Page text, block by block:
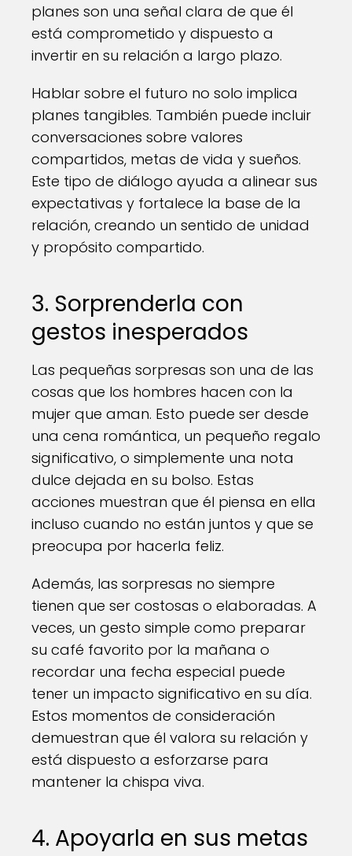
planes son una señal clara de que él
está comprometido y dispuesto a
invertir en su relación a largo plazo.
Hablar sobre el futuro no solo implica
planes tangibles. También puede incluir
conversaciones sobre valores
compartidos, metas de vida y sueños.
Este tipo de diálogo ayuda a alinear sus
expectativas y fortalece la base de la
relación, creando un sentido de unidad
y propósito compartido.
3. Sorprenderla con
gestos inesperados
Las pequeñas sorpresas son una de las
cosas que los hombres hacen con la
mujer que aman. Esto puede ser desde
una cena romántica, un pequeño regalo
significativo, o simplemente una nota
dulce dejada en su bolso. Estas
acciones muestran que él piensa en ella
incluso cuando no están juntos y que se
preocupa por hacerla feliz.
Además, las sorpresas no siempre
tienen que ser costosas o elaboradas. A
veces, un gesto simple como preparar
su café favorito por la mañana o
recordar una fecha especial puede
tener un impacto significativo en su día.
Estos momentos de consideración
demuestran que él valora su relación y
está dispuesto a esforzarse para
mantener la chispa viva.
4. Apoyarla en sus metas